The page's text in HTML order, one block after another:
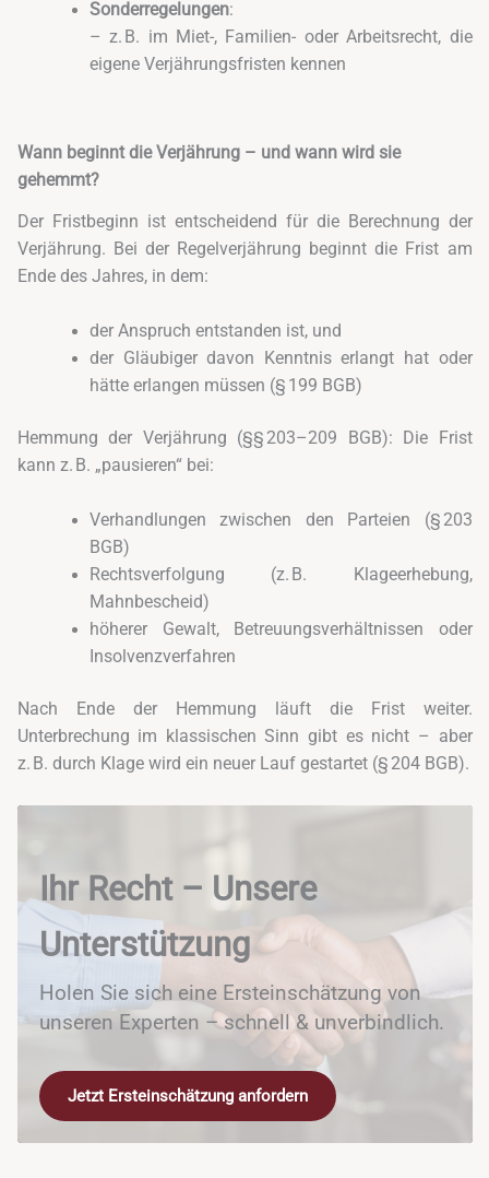
Sonderregelungen:
– z. B. im Miet-, Familien- oder Arbeitsrecht, die
eigene Verjährungsfristen kennen
Wann beginnt die Verjährung – und wann wird sie
gehemmt?
Der Fristbeginn ist entscheidend für die Berechnung der
Verjährung. Bei der Regelverjährung beginnt die Frist am
Ende des Jahres, in dem:
der Anspruch entstanden ist, und
der Gläubiger davon Kenntnis erlangt hat oder
hätte erlangen müssen (§ 199 BGB)
Hemmung der Verjährung (§§ 203–209 BGB): Die Frist
kann z. B. „pausieren“ bei:
Verhandlungen zwischen den Parteien (§ 203
BGB)
Rechtsverfolgung (z. B. Klageerhebung,
Mahnbescheid)
höherer Gewalt, Betreuungsverhältnissen oder
Insolvenzverfahren
Nach Ende der Hemmung läuft die Frist weiter.
Unterbrechung im klassischen Sinn gibt es nicht – aber
z. B. durch Klage wird ein neuer Lauf gestartet (§ 204 BGB).
Ihr Recht – Unsere
Unterstützung
Holen Sie sich eine Ersteinschätzung von
unseren Experten – schnell & unverbindlich.
Jetzt Ersteinschätzung anfordern